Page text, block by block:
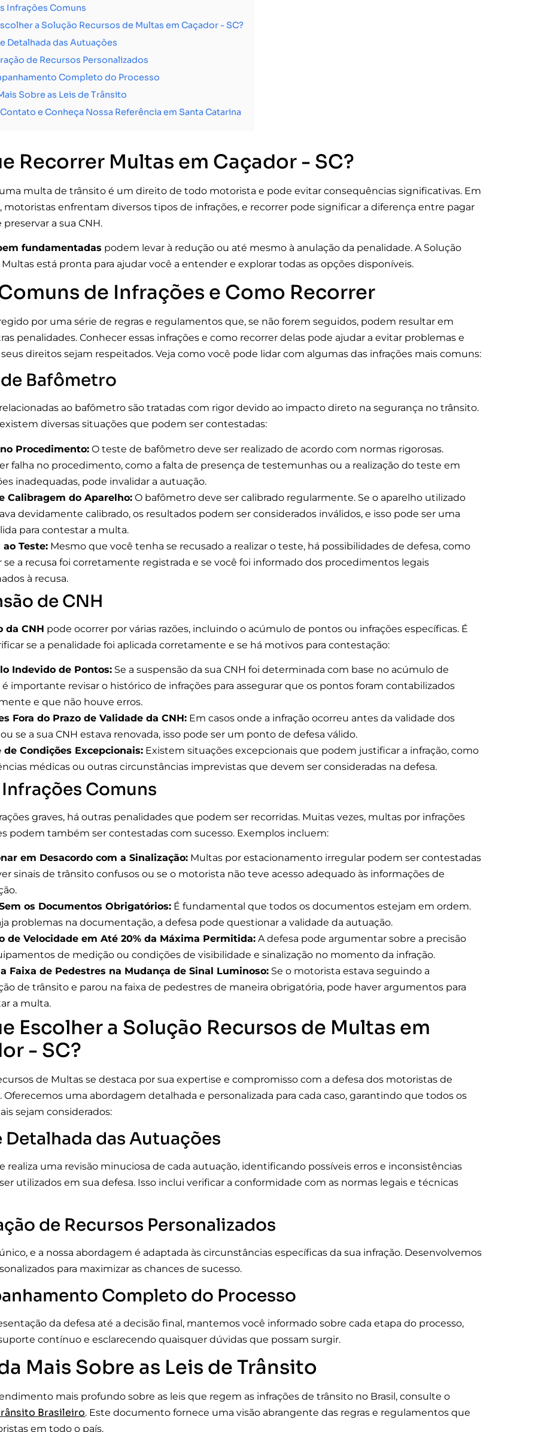
Infrações Comuns
a Solução Recursos de Multas em Caçador - SC?
Detalhada das Autuações
de Recursos Personalizados
Completo do Processo
Sobre as Leis de Trânsito
e Conheça Nossa Referência em Santa Catarina
Recorrer Multas em Caçador - SC?
multa de trânsito é um direito de todo motorista e pode evitar consequências significativas. Em
motoristas enfrentam diversos tipos de infrações, e recorrer pode significar a diferença entre pagar
a sua CNH.
fundamentadas podem levar à redução ou até mesmo à anulação da penalidade. A Solução
está pronta para ajudar você a entender e explorar todas as opções disponíveis.
de Infrações e Como Recorrer
por uma série de regras e regulamentos que, se não forem seguidos, podem resultar em
penalidades. Conhecer essas infrações e como recorrer delas pode ajudar a evitar problemas e
direitos sejam respeitados. Veja como você pode lidar com algumas das infrações mais comuns:
Bafômetro
ao bafômetro são tratadas com rigor devido ao impacto direto na segurança no trânsito.
diversas situações que podem ser contestadas:
Procedimento: O teste de bafômetro deve ser realizado de acordo com normas rigorosas.
falha no procedimento, como a falta de presença de testemunhas ou a realização do teste em
inadequadas, pode invalidar a autuação.
Calibragem do Aparelho: O bafômetro deve ser calibrado regularmente. Se o aparelho utilizado
devidamente calibrado, os resultados podem ser considerados inválidos, e isso pode ser uma
para contestar a multa.
ao Teste: Mesmo que você tenha se recusado a realizar o teste, há possibilidades de defesa, como
se a recusa foi corretamente registrada e se você foi informado dos procedimentos legais
à recusa.
de CNH
da CNH pode ocorrer por várias razões, incluindo o acúmulo de pontos ou infrações específicas. É
se a penalidade foi aplicada corretamente e se há motivos para contestação:
Indevido de Pontos: Se a suspensão da sua CNH foi determinada com base no acúmulo de
é importante revisar o histórico de infrações para assegurar que os pontos foram contabilizados
e que não houve erros.
Fora do Prazo de Validade da CNH: Em casos onde a infração ocorreu antes da validade dos
se a sua CNH estava renovada, isso pode ser um ponto de defesa válido.
de Condições Excepcionais: Existem situações excepcionais que podem justificar a infração, como
médicas ou outras circunstâncias imprevistas que devem ser consideradas na defesa.
Comuns
graves, há outras penalidades que podem ser recorridas. Muitas vezes, multas por infrações
podem também ser contestadas com sucesso. Exemplos incluem:
em Desacordo com a Sinalização: Multas por estacionamento irregular podem ser contestadas
sinais de trânsito confusos ou se o motorista não teve acesso adequado às informações de
os Documentos Obrigatórios: É fundamental que todos os documentos estejam em ordem.
problemas na documentação, a defesa pode questionar a validade da autuação.
de Velocidade em Até 20% da Máxima Permitida: A defesa pode argumentar sobre a precisão
de medição ou condições de visibilidade e sinalização no momento da infração.
Faixa de Pedestres na Mudança de Sinal Luminoso: Se o motorista estava seguindo a
de trânsito e parou na faixa de pedestres de maneira obrigatória, pode haver argumentos para
a multa.
Escolher a Solução Recursos de Multas em
- SC?
de Multas se destaca por sua expertise e compromisso com a defesa dos motoristas de
Oferecemos uma abordagem detalhada e personalizada para cada caso, garantindo que todos os
sejam considerados:
Detalhada das Autuações
realiza uma revisão minuciosa de cada autuação, identificando possíveis erros e inconsistências
utilizados em sua defesa. Isso inclui verificar a conformidade com as normas legais e técnicas
de Recursos Personalizados
e a nossa abordagem é adaptada às circunstâncias específicas da sua infração. Desenvolvemos
para maximizar as chances de sucesso.
Completo do Processo
da defesa até a decisão final, mantemos você informado sobre cada etapa do processo,
contínuo e esclarecendo quaisquer dúvidas que possam surgir.
Mais Sobre as Leis de Trânsito
mais profundo sobre as leis que regem as infrações de trânsito no Brasil, consulte o
Brasileiro. Este documento fornece uma visão abrangente das regras e regulamentos que
em todo o país.